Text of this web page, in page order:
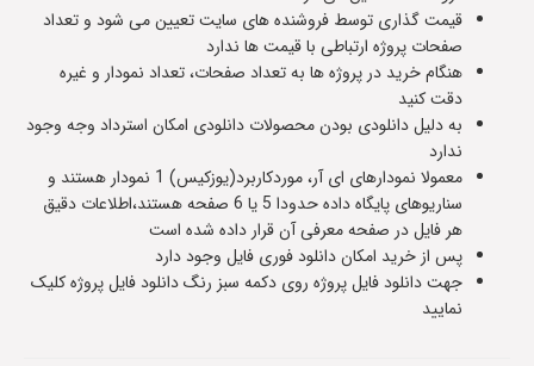
قیمت گذاری توسط فروشنده های سایت تعیین می شود و تعداد
صفحات پروژه ارتباطی با قیمت ها ندارد
هنگام خرید در پروژه ها به تعداد صفحات، تعداد نمودار و غیره
دقت کنید
به دلیل دانلودی بودن محصولات دانلودی امکان استرداد وجه وجود
ندارد
معمولا نمودارهای ای آر، موردکاربرد(یوزکیس) 1 نمودار هستند و
سناریوهای پایگاه داده حدودا 5 یا 6 صفحه هستند،اطلاعات دقیق
هر فایل در صفحه معرفی آن قرار داده شده است
پس از خرید امکان دانلود فوری فایل وجود دارد
جهت دانلود فایل پروژه روی دکمه سبز رنگ دانلود فایل پروژه کلیک
نمایید